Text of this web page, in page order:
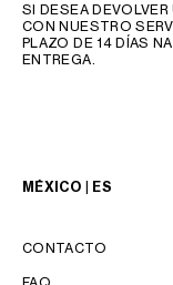
SI DESEA
CON NUESTRO
PLAZO DE 14 DÍAS
ENTREGA.
MÉXICO | ES
CONTACTO